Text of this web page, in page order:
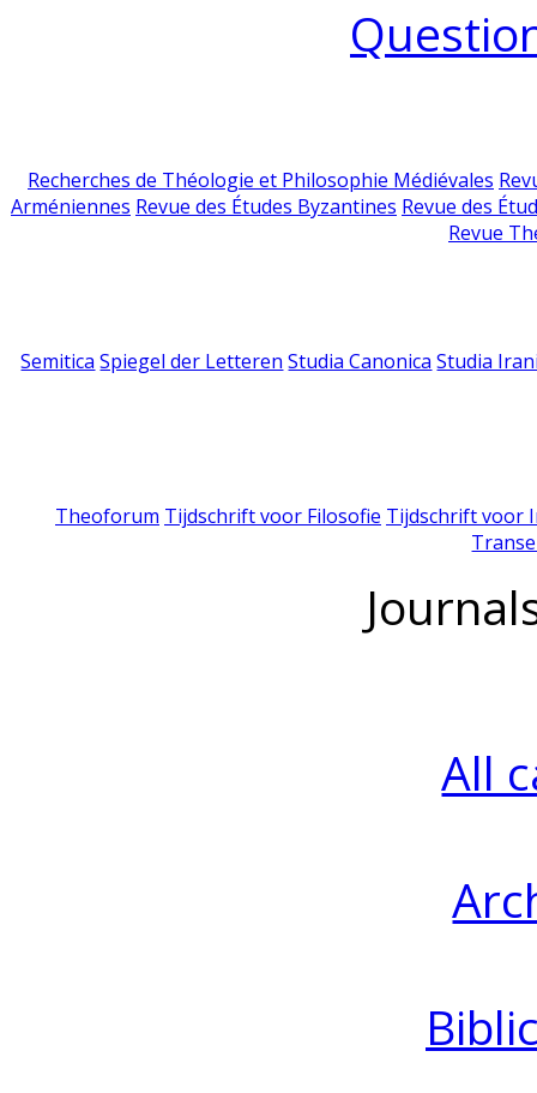
Recherches de Théologie et Philosophie Médiévales
Arméniennes Revue des Études Byzantines Revue des
Revue
Semitica Spiegel der Letteren Studia Canonica Studia
Theoforum Tijdschrift voor Filosofie Tijdschrift voor
All